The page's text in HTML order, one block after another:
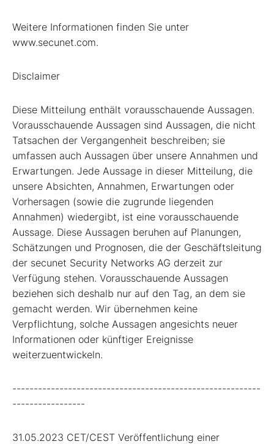
Weitere Informationen finden Sie unter
www.secunet.com.
Disclaimer
Diese Mitteilung enthält vorausschauende Aussagen.
Vorausschauende Aussagen sind Aussagen, die nicht
Tatsachen der Vergangenheit beschreiben; sie
umfassen auch Aussagen über unsere Annahmen und
Erwartungen. Jede Aussage in dieser Mitteilung, die
unsere Absichten, Annahmen, Erwartungen oder
Vorhersagen (sowie die zugrunde liegenden
Annahmen) wiedergibt, ist eine vorausschauende
Aussage. Diese Aussagen beruhen auf Planungen,
Schätzungen und Prognosen, die der Geschäftsleitung
der secunet Security Networks AG derzeit zur
Verfügung stehen. Vorausschauende Aussagen
beziehen sich deshalb nur auf den Tag, an dem sie
gemacht werden. Wir übernehmen keine
Verpflichtung, solche Aussagen angesichts neuer
Informationen oder künftiger Ereignisse
weiterzuentwickeln.
----------------------------------------------------------
-----------------
31.05.2023 CET/CEST Veröffentlichung einer